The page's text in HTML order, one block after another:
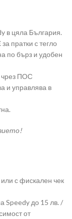
в цяла България.
пратки с тегло
по бърз и удобен
чрез ПОС
и управлява в
с фискален чек
Speedy до 15 лв. /
от